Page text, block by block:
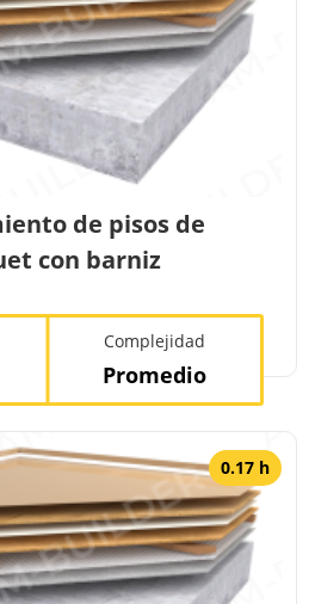
de pisos de
con barniz
Complejidad
Promedio
0.17 h